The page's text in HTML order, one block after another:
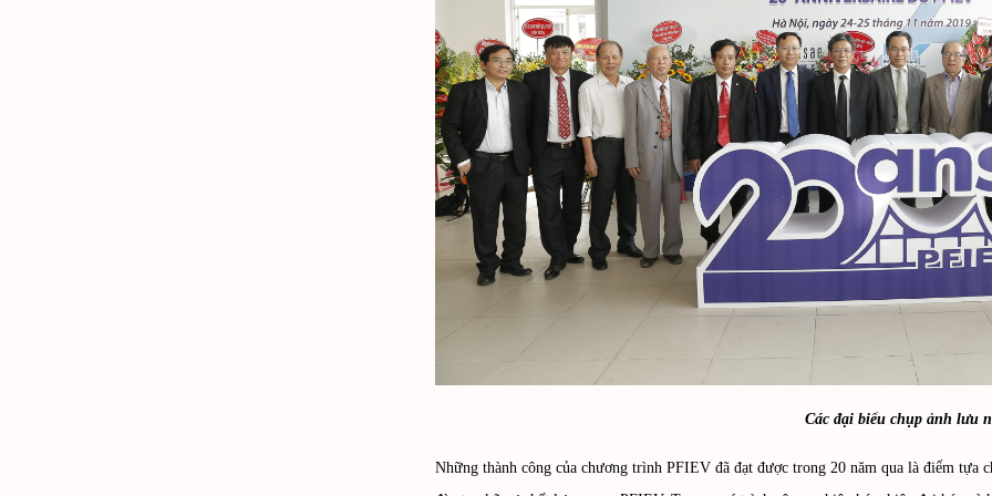
Các đại biểu chụp ảnh lưu
Những thành công của chương trình PFIEV đã đạt được trong 20 năm qua là điểm